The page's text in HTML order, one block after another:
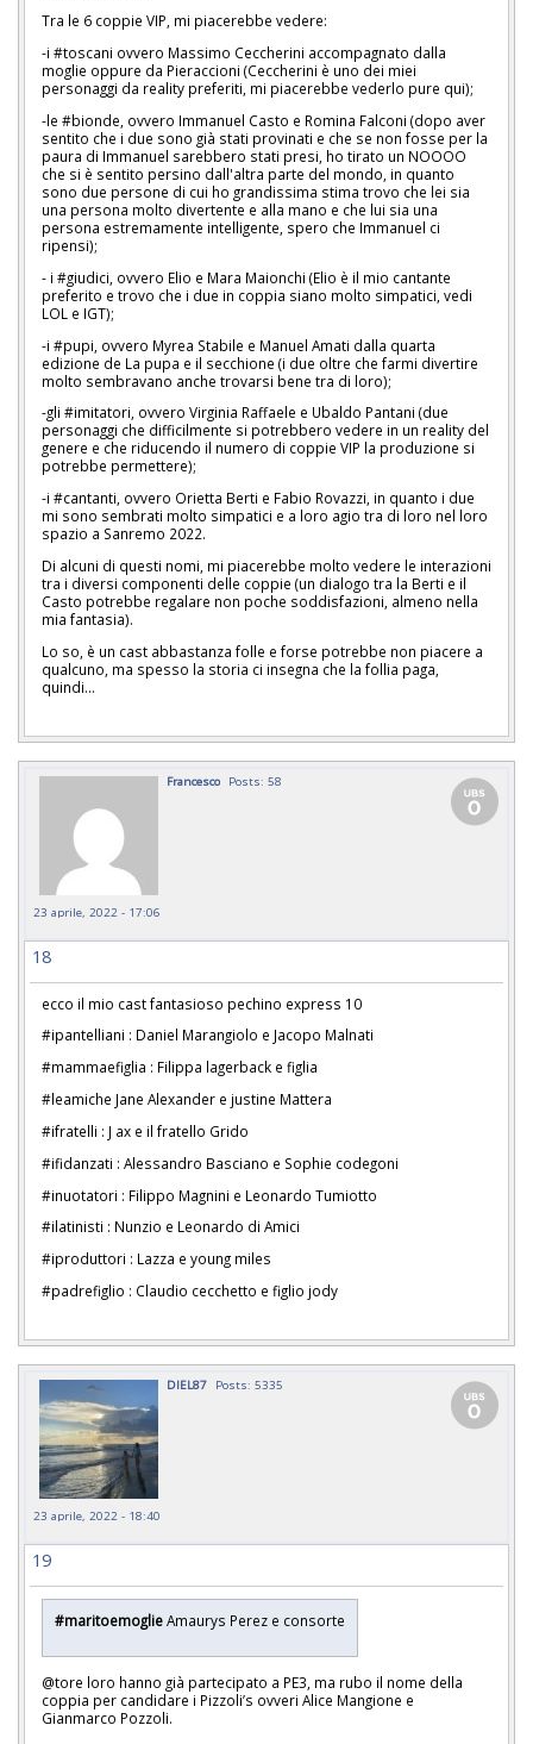
Tra le 6 coppie VIP, mi piacerebbe vedere:
-i #toscani ovvero Massimo Ceccherini accompagnato dalla
moglie oppure da Pieraccioni (Ceccherini è uno dei miei
personaggi da reality preferiti, mi piacerebbe vederlo pure qui);
-le #bionde, ovvero Immanuel Casto e Romina Falconi (dopo aver
sentito che i due sono già stati provinati e che se non fosse per la
paura di Immanuel sarebbero stati presi, ho tirato un NOOOO
che si è sentito persino dall'altra parte del mondo, in quanto
sono due persone di cui ho grandissima stima trovo che lei sia
una persona molto divertente e alla mano e che lui sia una
persona estremamente intelligente, spero che Immanuel ci
ripensi);
- i #giudici, ovvero Elio e Mara Maionchi (Elio è il mio cantante
preferito e trovo che i due in coppia siano molto simpatici, vedi
LOL e IGT);
-i #pupi, ovvero Myrea Stabile e Manuel Amati dalla quarta
edizione de La pupa e il secchione (i due oltre che farmi divertire
molto sembravano anche trovarsi bene tra di loro);
-gli #imitatori, ovvero Virginia Raffaele e Ubaldo Pantani (due
personaggi che difficilmente si potrebbero vedere in un reality del
genere e che riducendo il numero di coppie VIP la produzione si
potrebbe permettere);
-i #cantanti, ovvero Orietta Berti e Fabio Rovazzi, in quanto i due
mi sono sembrati molto simpatici e a loro agio tra di loro nel loro
spazio a Sanremo 2022.
Di alcuni di questi nomi, mi piacerebbe molto vedere le interazioni
tra i diversi componenti delle coppie (un dialogo tra la Berti e il
Casto potrebbe regalare non poche soddisfazioni, almeno nella
mia fantasia).
Lo so, è un cast abbastanza folle e forse potrebbe non piacere a
qualcuno, ma spesso la storia ci insegna che la follia paga,
quindi...
Francesco Posts: 58
23 aprile, 2022 - 17:06
18
ecco il mio cast fantasioso pechino express 10
#ipantelliani : Daniel Marangiolo e Jacopo Malnati
#mammaefiglia : Filippa lagerback e figlia
#leamiche Jane Alexander e justine Mattera
#ifratelli : J ax e il fratello Grido
#ifidanzati : Alessandro Basciano e Sophie codegoni
#inuotatori : Filippo Magnini e Leonardo Tumiotto
#ilatinisti : Nunzio e Leonardo di Amici
#iproduttori : Lazza e young miles
#padrefiglio : Claudio cecchetto e figlio jody
DIEL87 Posts: 5335
23 aprile, 2022 - 18:40
19
#maritoemoglieAmaurys Perez e consorte
@tore loro hanno già partecipato a PE3, ma rubo il nome della
coppia per candidare i Pizzoli’s ovveri Alice Mangione e
Gianmarco Pozzoli.